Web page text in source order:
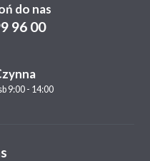
do nas
96 00
9:00 - 14:00